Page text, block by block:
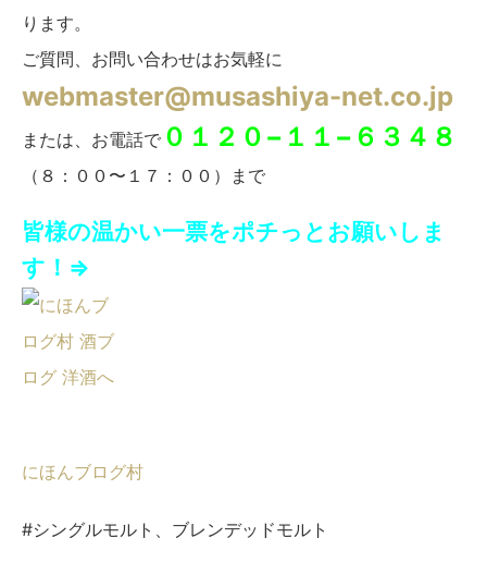
ります。
ご質問、お問い合わせはお気軽に
webmaster@musashiya-net.co.jp
または、お電話で ０１２０−１１−６３４８
（８：００〜１７：００）まで
皆様の温かい一票をポチっとお願いしま
す！⇒
にほんブログ村
#シングルモルト、ブレンデッドモルト